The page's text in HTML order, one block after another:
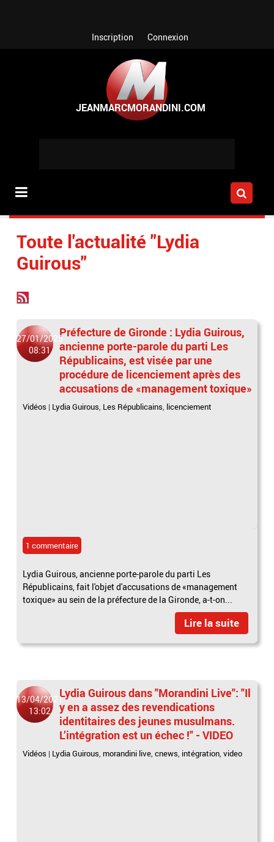
Inscription Connexion
Toute l'actualité "Lydia
Guirous"
27/01/2025
08:31
Préfecture de Gironde : Lydia Guirous,
ancienne porte-parole du parti Les
Républicains, est visée par une
procédure de licenciement après des
accusations de «management toxique»
Vidéos | Lydia Guirous, Les Républicains, licenciement
1 commentaire
Lydia Guirous, ancienne porte-parole du parti Les
Républicains, fait l'objet d'accusations de «management
toxique» au sein de la préfecture de la Gironde, a-t-on...
Lire la suite
13/04/2021
13:02
Lydia Guirous dans "Morandini Live": "Il
y en a assez des revendications
identitaires des jeunes musulmans.
L’intégration est un échec !" - VIDEO
Vidéos | Lydia Guirous, morandini live,cnews, intégration,video